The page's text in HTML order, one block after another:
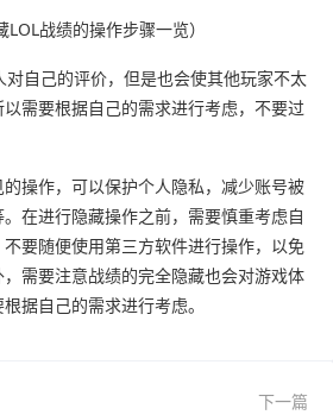
自己的评价，但是也会使其他玩家不太
需要根据自己的需求进行考虑，不要过
操作，可以保护个人隐私，减少账号被
在进行隐藏操作之前，需要慎重考虑自
要随便使用第三方软件进行操作，以免
需要注意战绩的完全隐藏也会对游戏体
据自己的需求进行考虑。
下一篇